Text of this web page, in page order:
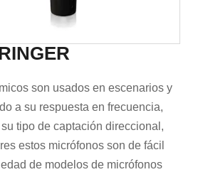
son usados en escenarios y
a su respuesta en frecuencia,
tipo de captación direccional,
estos micrófonos son de fácil
de modelos de micrófonos